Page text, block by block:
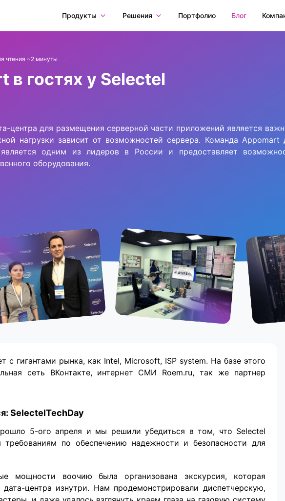
Продукты Решения Портфолио Блог
чтения ~2 минуты
в гостях у Selectel
центра для размещения серверной части приложений является
нагрузки зависит от возможностей сервера. Команда Appomart
одним из лидеров в России и предоставляет
оборудования.
с гигантами рынка, как Intel, Microsoft, ISP system. На базе этого
сеть ВКонтакте, интернет СМИ Roem.ru, так же партнер
SelectelTechDay
5-ого апреля и мы решили убедиться в том, что Selectel
по обеспечению надежности и безопасности для
мощности воочию была организована экскурсия, которая
дата-центра изнутри. Нам продемонстрировали диспетчерскую,